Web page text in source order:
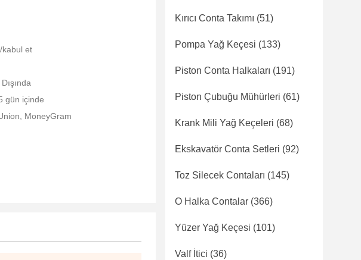
kabul et
gün içinde
MoneyGram
Kırıcı Conta Takımı (51)
Pompa Yağ Keçesi (133)
Piston Conta Halkaları (191)
Piston Çubuğu Mühürleri (61)
Krank Mili Yağ Keçeleri (68)
Ekskavatör Conta Setleri (92)
Toz Silecek Contaları (145)
O Halka Contalar (366)
Yüzer Yağ Keçesi (101)
Valf İtici (36)